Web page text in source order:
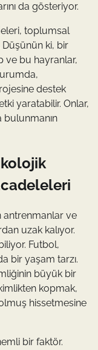
da gösteriyor.
toplumsal
ki, bir
ve bu hayranlar,
destek
yaratabilir. Onlar,
bulunmanın
antrenmanlar ve
uzak kalıyor.
Futbol,
bir yaşam tarzı.
büyük bir
kopmak,
hissetmesine
bir faktör.